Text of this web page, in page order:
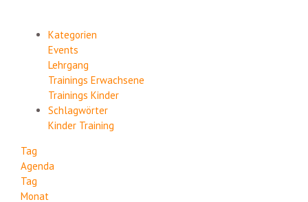
Kategorien
Events
Lehrgang
Trainings Erwachsene
Trainings Kinder
Schlagwörter
Kinder Training
Tag
Agenda
Tag
Monat